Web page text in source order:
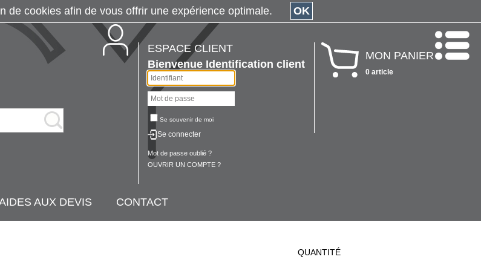
ESPACE CLIENT
Bienvenue Identification client
Se souvenir de moi
Se connecter
Mot de passe oublié ?
OUVRIR UN COMPTE ?
MON PANIER
0 article
AUX DEVIS CONTACT
QUANTITÉ
de cookies afin de vous offrir une expérience optimale. OK